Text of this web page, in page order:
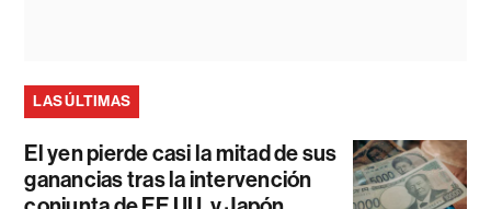
LAS ÚLTIMAS
El yen pierde casi la mitad de sus
ganancias tras la intervención